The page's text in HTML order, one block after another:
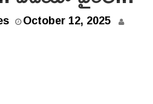
October 12, 2025O